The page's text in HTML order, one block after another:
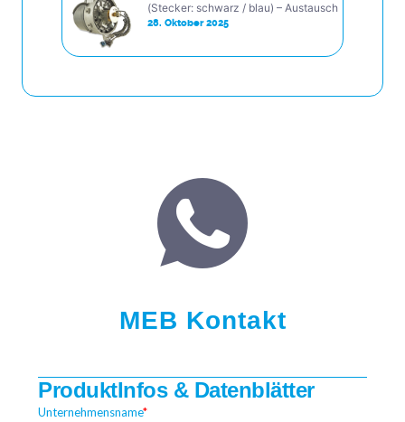
(Stecker: schwarz / blau) – Austausch
28. Oktober 2025
MEB Kontakt
ProduktInfos & Datenblätter